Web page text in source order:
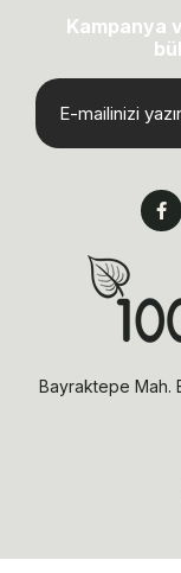
Kampanya
Bayraktepe Mah.